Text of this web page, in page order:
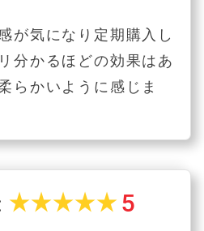
が気になり定期購入し
分かるほどの効果はあ
らかいように感じま
star_ratestar_ratestar_ratestar_ratestar_rate 5